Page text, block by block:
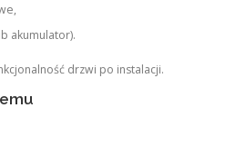
akumulator).
drzwi po instalacji.